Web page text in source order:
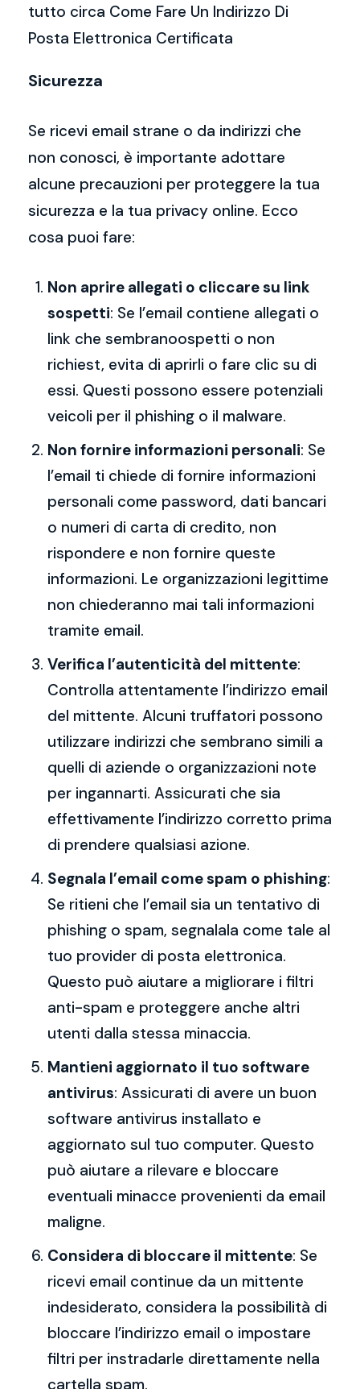
tutto circa Come Fare Un Indirizzo Di
Posta Elettronica Certificata
Sicurezza
Se ricevi email strane o da indirizzi che
non conosci, è importante adottare
alcune precauzioni per proteggere la tua
sicurezza e la tua privacy online. Ecco
cosa puoi fare:
Non aprire allegati o cliccare su link
sospetti: Se l’email contiene allegati o
link che sembranoospetti o non
richiest, evita di aprirli o fare clic su di
essi. Questi possono essere potenziali
veicoli per il phishing o il malware.
Non fornire informazioni personali: Se
l’email ti chiede di fornire informazioni
personali come password, dati bancari
o numeri di carta di credito, non
rispondere e non fornire queste
informazioni. Le organizzazioni legittime
non chiederanno mai tali informazioni
tramite email.
Verifica l’autenticità del mittente:
Controlla attentamente l’indirizzo email
del mittente. Alcuni truffatori possono
utilizzare indirizzi che sembrano simili a
quelli di aziende o organizzazioni note
per ingannarti. Assicurati che sia
effettivamente l’indirizzo corretto prima
di prendere qualsiasi azione.
Segnala l’email come spam o phishing:
Se ritieni che l’email sia un tentativo di
phishing o spam, segnalala come tale al
tuo provider di posta elettronica.
Questo può aiutare a migliorare i filtri
anti-spam e proteggere anche altri
utenti dalla stessa minaccia.
Mantieni aggiornato il tuo software
antivirus: Assicurati di avere un buon
software antivirus installato e
aggiornato sul tuo computer. Questo
può aiutare a rilevare e bloccare
eventuali minacce provenienti da email
maligne.
Considera di bloccare il mittente: Se
ricevi email continue da un mittente
indesiderato, considera la possibilità di
bloccare l’indirizzo email o impostare
filtri per instradarle direttamente nella
cartella spam.